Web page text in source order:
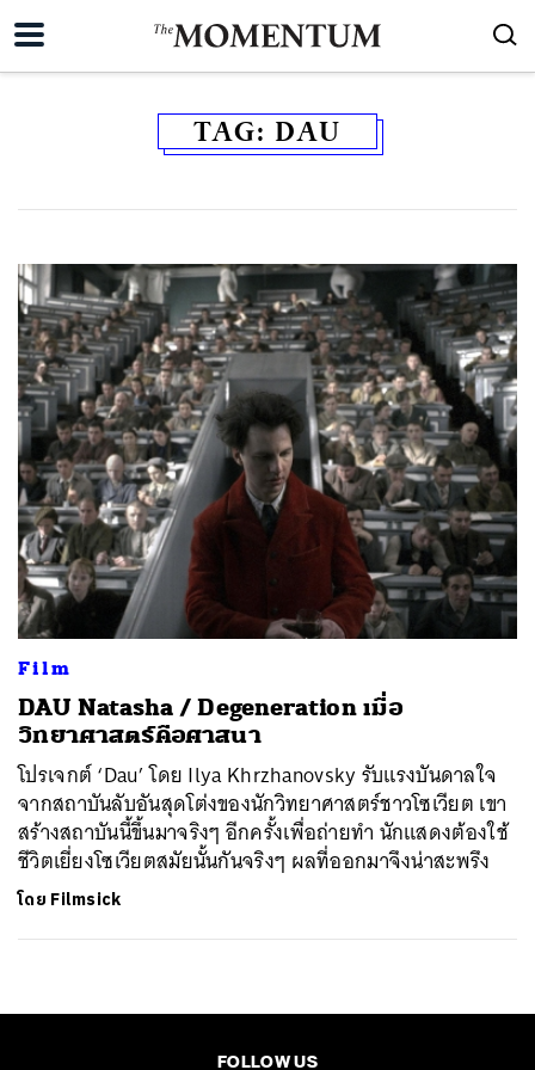
TAG: DAU
Film
DAU Natasha / Degeneration เมื่อ
วิทยาศาสตร์คือศาสนา
โปรเจกต์ ‘Dau’ โดย Ilya Khrzhanovsky รับแรงบันดาลใจ
จากสถาบันลับอันสุดโต่งของนักวิทยาศาสตร์ชาวโซเวียต เขา
สร้างสถาบันนี้ขึ้นมาจริงๆ อีกครั้งเพื่อถ่ายทำ นักแสดงต้องใช้
ชีวิตเยี่ยงโซเวียตสมัยนั้นกันจริงๆ ผลที่ออกมาจึงน่าสะพรึง
โดย Filmsick
FOLLOW US
ค้นหา
SHARE TWEET LINE EMAIL